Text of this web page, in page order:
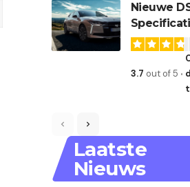
Nieuwe
3.7 out of 5
Laatste
Nieuws